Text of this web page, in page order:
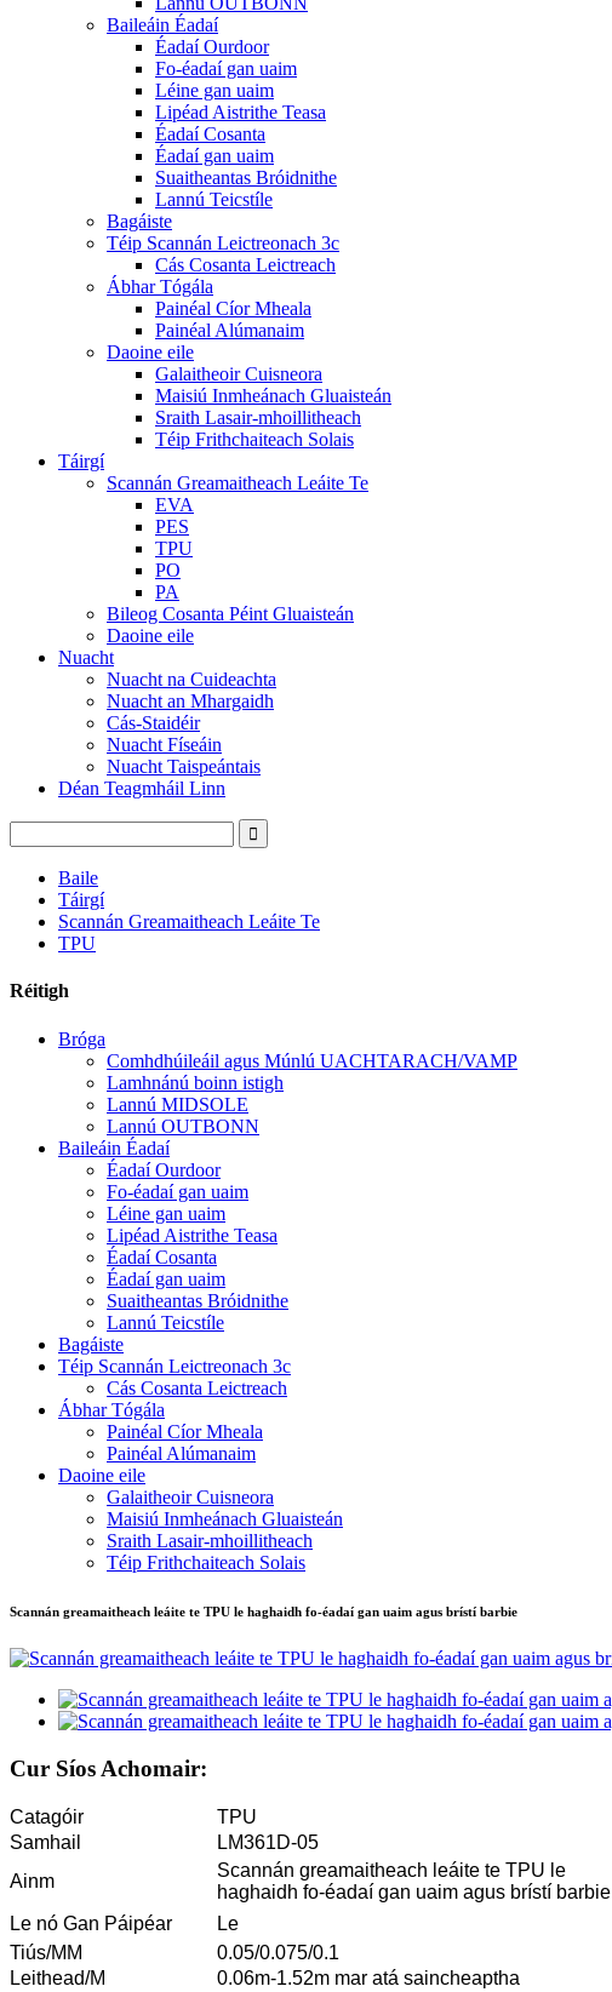
Baileáin Éadaí
Éadaí Ourdoor
Fo-éadaí gan uaim
Léine gan uaim
Lipéad Aistrithe Teasa
Éadaí Cosanta
Éadaí gan uaim
Suaitheantas Bróidnithe
Lannú Teicstíle
Bagáiste
Téip Scannán Leictreonach 3c
Cás Cosanta Leictreach
Ábhar Tógála
Painéal Cíor Mheala
Painéal Alúmanaim
Daoine eile
Galaitheoir Cuisneora
Maisiú Inmheánach Gluaisteán
Sraith Lasair-mhoillitheach
Téip Frithchaiteach Solais
Táirgí
Scannán Greamaitheach Leáite Te
EVA
PES
TPU
PO
PA
Bileog Cosanta Péint Gluaisteán
Daoine eile
Nuacht
Nuacht na Cuideachta
Nuacht an Mhargaidh
Cás-Staidéir
Nuacht Físeáin
Nuacht Taispeántais
Déan Teagmháil Linn
Baile
Táirgí
Scannán Greamaitheach Leáite Te
TPU
Réitigh
Bróga
Comhdhúileáil agus Múnlú UACHTARACH/VAMP
Lamhnánú boinn istigh
Lannú MIDSOLE
Lannú OUTBONN
Baileáin Éadaí
Éadaí Ourdoor
Fo-éadaí gan uaim
Léine gan uaim
Lipéad Aistrithe Teasa
Éadaí Cosanta
Éadaí gan uaim
Suaitheantas Bróidnithe
Lannú Teicstíle
Bagáiste
Téip Scannán Leictreonach 3c
Cás Cosanta Leictreach
Ábhar Tógála
Painéal Cíor Mheala
Painéal Alúmanaim
Daoine eile
Galaitheoir Cuisneora
Maisiú Inmheánach Gluaisteán
Sraith Lasair-mhoillitheach
Téip Frithchaiteach Solais
Scannán greamaitheach leáite te TPU le haghaidh fo-éadaí gan uaim agus brístí barbie
Cur Síos Achomair:
Catagóir
TPU
Samhail
LM361D-05
Ainm
Scannán greamaitheach leáite te TPU le
haghaidh fo-éadaí gan uaim agus brístí barbie
Le nó Gan Páipéar
Le
Tiús/MM
0.05/0.075/0.1
Leithead/M
0.06m-1.52m mar atá saincheaptha